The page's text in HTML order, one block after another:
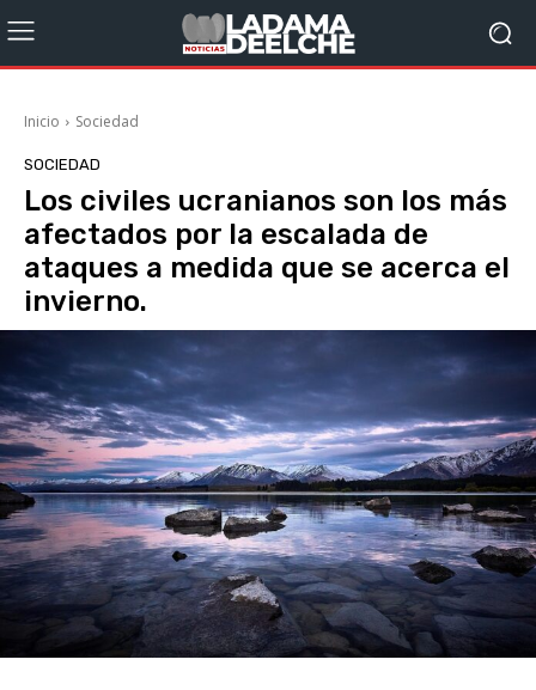
Inicio Sociedad
SOCIEDAD
Los civiles ucranianos son los más
afectados por la escalada de
ataques a medida que se acerca el
invierno.